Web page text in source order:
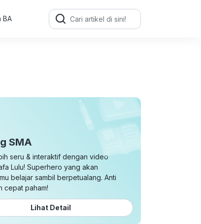
BA
Search
for:
SMA
seru & interaktif dengan video
Lulu! Superhero yang akan
belajar sambil berpetualang. Anti
cepat paham!
Lihat Detail